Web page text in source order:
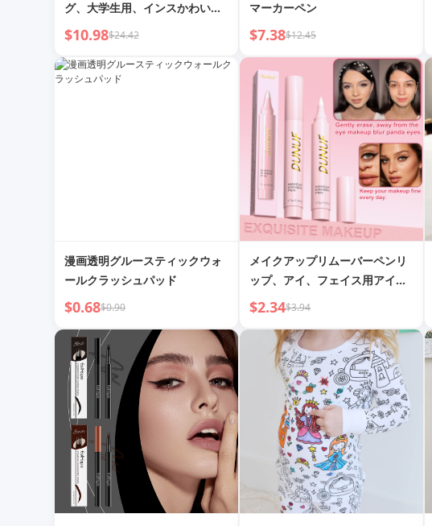
グ、大学生用、インスかわいい
スクールバッグ、ソフトガール
中学生用バックパック、オール
マッチバックパック
$10.98$24.42
マーカーペン
$7.38$12.45
漫画透明グルースティックウォ
ールクラッシュパッド
$0.68$0.90
メイクアップリムーバーペンリ
ップ、アイ、フェイス用アイメ
イク補正
$2.34$3.94